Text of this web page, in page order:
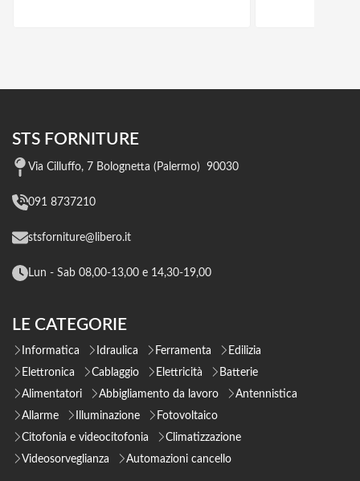
STS FORNITURE
Via Cilluffo, 7 Bolognetta (Palermo) 90030
091 8737210
stsforniture@libero.it
Lun - Sab 08,00-13,00 e 14,30-19,00
LE CATEGORIE
Informatica Idraulica Ferramenta
Edilizia
Elettronica
Cablaggio Elettricità
Batterie
Alimentatori
Abbigliamento da lavoro
Antennistica
Allarme
Illuminazione
Fotovoltaico
Citofonia e videocitofonia
Climatizzazione
Videosorveglianza
Automazioni cancello